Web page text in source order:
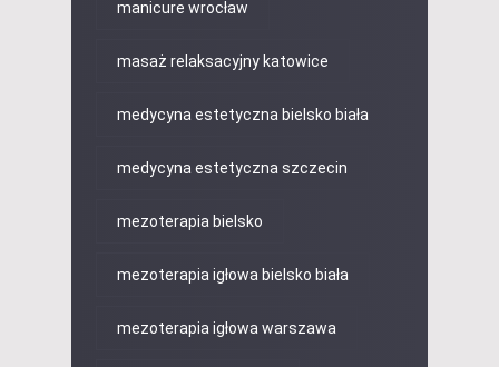
manicure wrocław
masaż relaksacyjny katowice
medycyna estetyczna bielsko biała
medycyna estetyczna szczecin
mezoterapia bielsko
mezoterapia igłowa bielsko biała
mezoterapia igłowa warszawa